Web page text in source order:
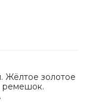
Жёлтое золотое
ремешок.